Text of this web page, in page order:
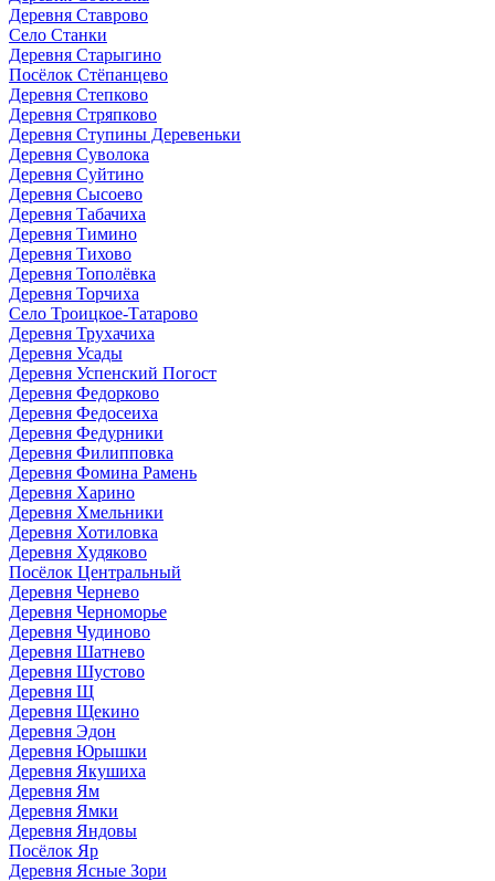
Деревня Ставрово
Село Станки
Деревня Старыгино
Посёлок Стёпанцево
Деревня Степково
Деревня Стряпково
Деревня Ступины Деревеньки
Деревня Суволока
Деревня Суйтино
Деревня Сысоево
Деревня Табачиха
Деревня Тимино
Деревня Тихово
Деревня Тополёвка
Деревня Торчиха
Село Троицкое-Татарово
Деревня Трухачиха
Деревня Усады
Деревня Успенский Погост
Деревня Федорково
Деревня Федосеиха
Деревня Федурники
Деревня Филипповка
Деревня Фомина Рамень
Деревня Харино
Деревня Хмельники
Деревня Хотиловка
Деревня Худяково
Посёлок Центральный
Деревня Чернево
Деревня Черноморье
Деревня Чудиново
Деревня Шатнево
Деревня Шустово
Деревня Щ
Деревня Щекино
Деревня Эдон
Деревня Юрышки
Деревня Якушиха
Деревня Ям
Деревня Ямки
Деревня Яндовы
Посёлок Яр
Деревня Ясные Зори